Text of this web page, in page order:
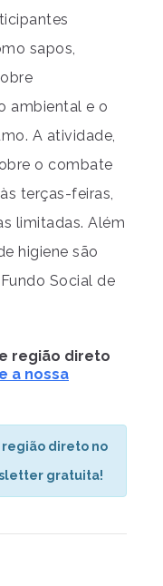
sapos,
ambiental e o
A atividade,
o combate
terças-feiras,
limitadas. Além
higiene são
Social de
região direto
a nossa
região direto no
gratuita!